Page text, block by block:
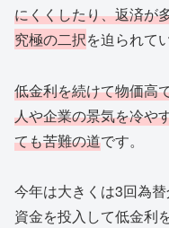
にくくしたり、返済が
究極の二択を迫られて
低金利を続けて物価高
人や企業の景気を冷や
ても苦難の道です。
今年は大きくは3回為
資金を投入して低金利